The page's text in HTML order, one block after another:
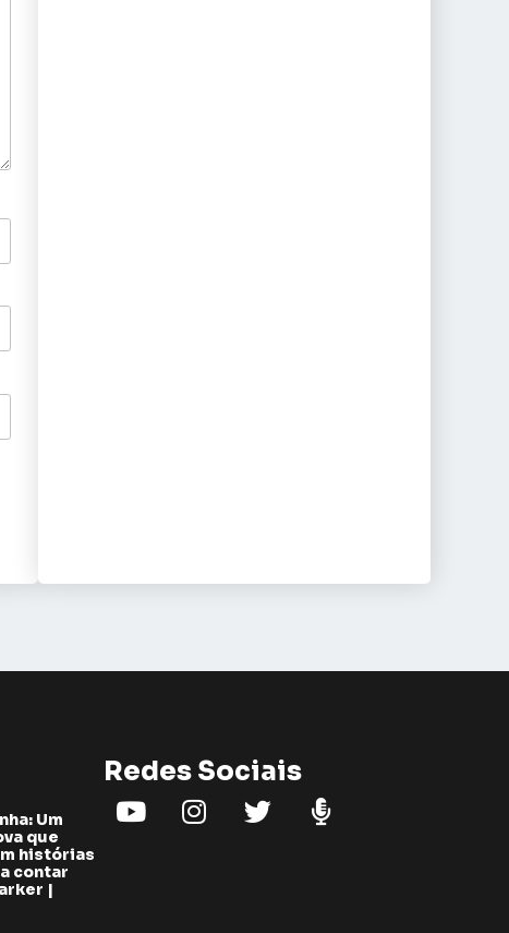
Um
que
histórias
contar
|
Redes Sociais